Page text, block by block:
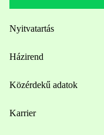
Nyitvatartás
Házirend
Közérdekű adatok
Karrier